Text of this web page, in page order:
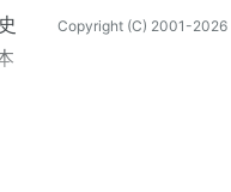
Copyright (C) 2001-2026